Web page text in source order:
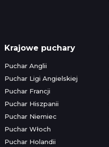
Krajowe puchary
Puchar Anglii
Puchar Ligi Angielskiej
Puchar Francji
Puchar Hiszpanii
Puchar Niemiec
Puchar Włoch
Puchar Holandii